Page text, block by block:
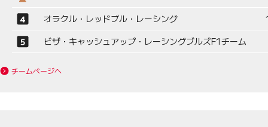
オラクル・レッドブル・レーシング
ビザ・キャッシュアップ・レーシングブルズF1チーム
チームページへ